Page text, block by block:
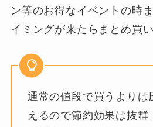
ン等のお得なイベントの時
イミングが来たらまとめ買い
通常の値段で買うよりは
えるので節約効果は抜群